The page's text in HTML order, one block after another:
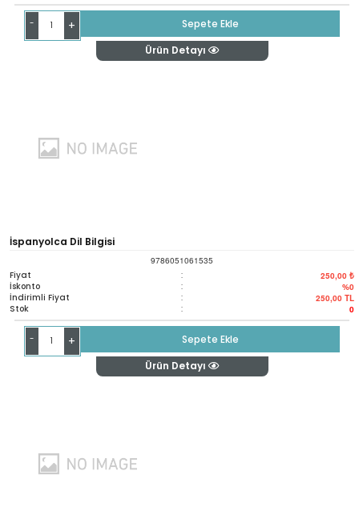
- +
Sepete Ekle
Ürün Detayı
İspanyolca Dil Bilgisi
9786051061535
Fiyat : 250,00 ₺
İskonto : %0
İndirimli Fiyat : 250,00 TL
Stok : 0
- +
Sepete Ekle
Ürün Detayı